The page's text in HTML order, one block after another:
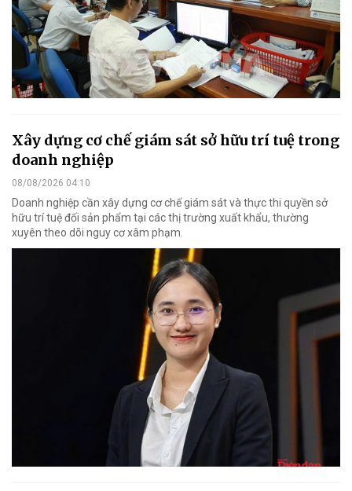
Xây dựng cơ chế giám sát sở hữu trí tuệ trong
doanh nghiệp
08/08/2026 04:10
Doanh nghiệp cần xây dựng cơ chế giám sát và thực thi quyền sở
hữu trí tuệ đối sản phẩm tại các thị trường xuất khẩu, thường
xuyên theo dõi nguy cơ xâm phạm.